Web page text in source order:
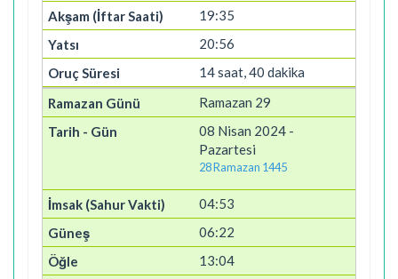
19:35
20:56
14 saat, 40 dakika
Ramazan 29
08 Nisan 2024 -
Pazartesi
28 Ramazan 1445
04:53
06:22
13:04